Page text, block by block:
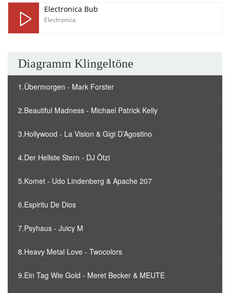
Electronica Bub
Electronica
Diagramm Klingeltöne
1.Übermorgen - Mark Forster
2.Beautiful Madness - Michael Patrick Kelly
3.Hollywood - La Vision & Gigi D’Agostino
4.Der Hellste Stern - DJ Ötzi
5.Komet - Udo Lindenberg & Apache 207
6.Espiritu De Dios
7.Psyhaus - Juicy M
8.Heavy Metal Love - Twocolors
9.Ein Tag Wie Gold - Meret Becker & MEUTE